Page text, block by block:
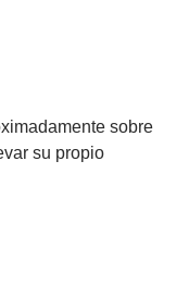
sobre
su propio